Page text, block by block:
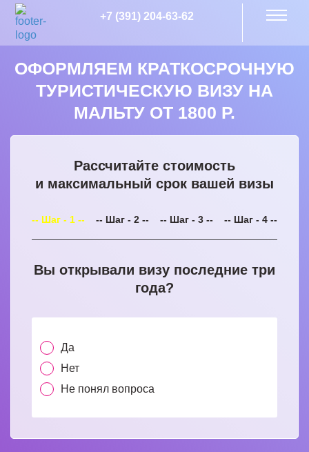
+7 (391) 204-63-62
ОФОРМЛЯЕМ КРАТКОСРОЧНУЮ
ТУРИСТИЧЕСКУЮ ВИЗУ НА
МАЛЬТУ ОТ 1800 Р.
Рассчитайте стоимость
и максимальный срок вашей визы
-- Шаг - 1 -- -- Шаг - 2 -- -- Шаг - 3 -- -- Шаг - 4 --
Вы открывали визу последние три
года?
Да
Нет
Не понял вопроса